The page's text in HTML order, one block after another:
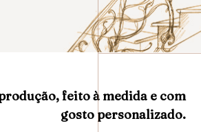
feito à medida e com
gosto personalizado.